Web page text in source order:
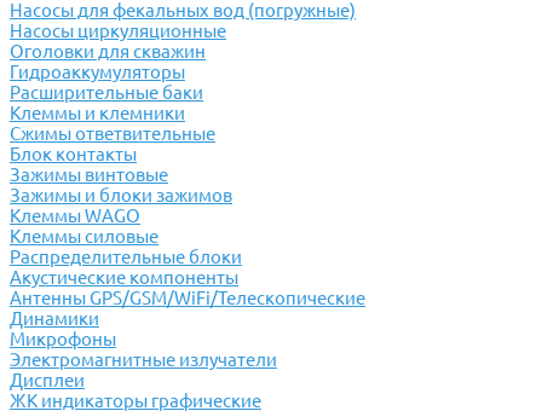
Насосы для фекальных вод (погружные)
Насосы циркуляционные
Оголовки для скважин
Гидроаккумуляторы
Расширительные баки
Клеммы и клемники
Cжимы ответвительные
Блок контакты
Зажимы винтовые
Зажимы и блоки зажимов
Клеммы WAGO
Клеммы силовые
Распределительные блоки
Акустические компоненты
Антенны GPS/GSM/WiFi/Телескопические
Динамики
Микрофоны
Электромагнитные излучатели
Дисплеи
ЖК индикаторы графические